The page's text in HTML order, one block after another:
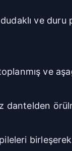
ve
ve
dantelden